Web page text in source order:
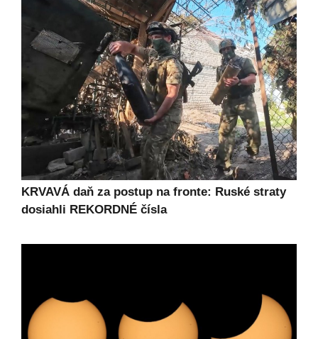
KRVAVÁ daň za postup na fronte: Ruské straty
dosiahli REKORDNÉ čísla